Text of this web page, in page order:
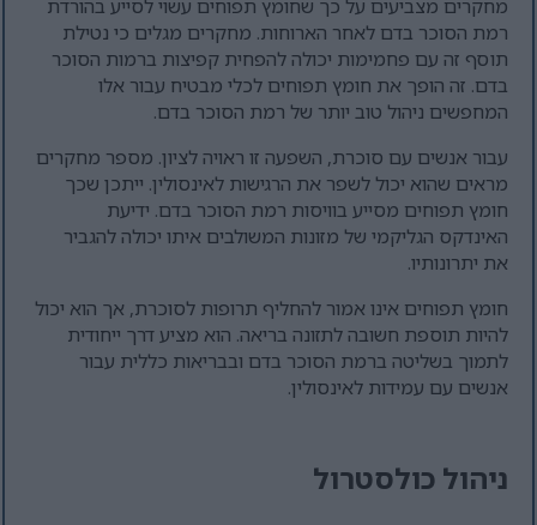
מחקרים מצביעים על כך שחומץ תפוחים עשוי לסייע בהורדת
רמת הסוכר בדם לאחר הארוחות. מחקרים מגלים כי נטילת
תוסף זה עם פחמימות יכולה להפחית קפיצות ברמות הסוכר
בדם. זה הופך את חומץ תפוחים לכלי מבטיח עבור אלו
המחפשים ניהול טוב יותר של רמת הסוכר בדם.
עבור אנשים עם סוכרת, השפעה זו ראויה לציון. מספר מחקרים
מראים שהוא יכול לשפר את הרגישות לאינסולין. ייתכן שכך
חומץ תפוחים מסייע בוויסות רמת הסוכר בדם. ידיעת
האינדקס הגליקמי של מזונות המשולבים איתו יכולה להגביר
את יתרונותיו.
חומץ תפוחים אינו אמור להחליף תרופות לסוכרת, אך הוא יכול
להיות תוספת חשובה לתזונה בריאה. הוא מציע דרך ייחודית
לתמוך בשליטה ברמת הסוכר בדם ובבריאות כללית עבור
אנשים עם עמידות לאינסולין.
ניהול כולסטרול